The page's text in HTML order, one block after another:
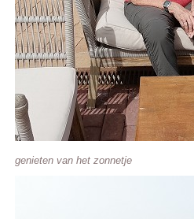
genieten van het zonnetje